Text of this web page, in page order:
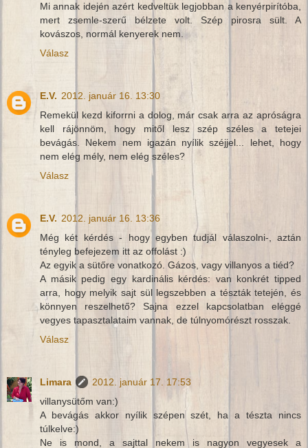
Mi annak idején azért kedveltük legjobban a kenyérpirítóba,
mert zsemle-szerű bélzete volt. Szép pirosra sült. A
kovászos, normál kenyerek nem.
Válasz
E.V. 2012. január 16. 13:30
Remekül kezd kiforrni a dolog, már csak arra az apróságra
kell rájönnöm, hogy mitől lesz szép széles a tetejei
bevágás. Nekem nem igazán nyílik széjjel... lehet, hogy
nem elég mély, nem elég széles?
Válasz
E.V. 2012. január 16. 13:36
Még két kérdés - hogy egyben tudjál válaszolni-, aztán
tényleg befejezem itt az offolást :)
Az egyik a sütőre vonatkozó. Gázos, vagy villanyos a tiéd?
A másik pedig egy kardinális kérdés: van konkrét tipped
arra, hogy melyik sajt sül legszebben a tészták tetején, és
könnyen reszelhető? Sajna ezzel kapcsolatban eléggé
vegyes tapasztalataim vannak, de túlnyomórészt rosszak.
Válasz
Limara
2012. január 17. 17:53
villanysütőm van:)
A bevágás akkor nyílik szépen szét, ha a tészta nincs
túlkelve:)
Ne is mond, a sajttal nekem is nagyon vegyesek a